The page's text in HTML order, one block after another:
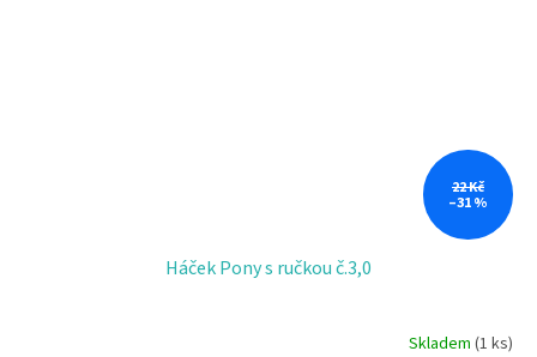
22 Kč
–31 %
Háček Pony s ručkou č.3,0
Skladem (1 ks)